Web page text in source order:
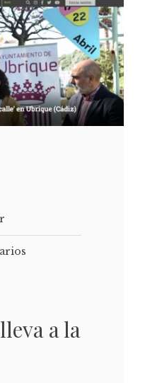
a la